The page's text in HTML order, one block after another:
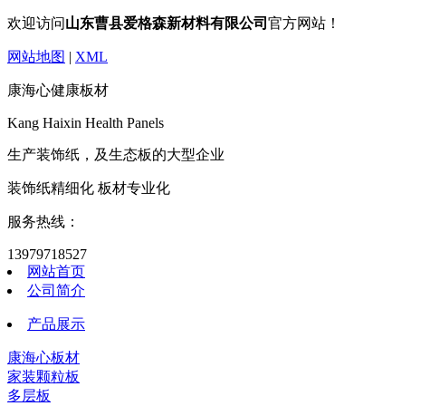
欢迎访问山东曹县爱格森新材料有限公司 官方网站！
网站地图 | XML
康海心健康板材
Kang Haixin Health Panels
生产装饰纸，及生态板的大型企业
装饰纸精细化 板材专业化
服务热线：
13979718527
网站首页
公司简介
产品展示
康海心板材
家装颗粒板
多层板